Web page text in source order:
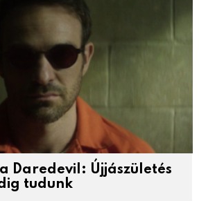
Daredevil: Újjászületés
tudunk